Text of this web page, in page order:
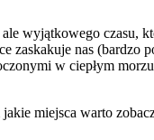
wyjątkowego czasu,
zaskakuje nas (bardzo
w ciepłym
miejsca warto